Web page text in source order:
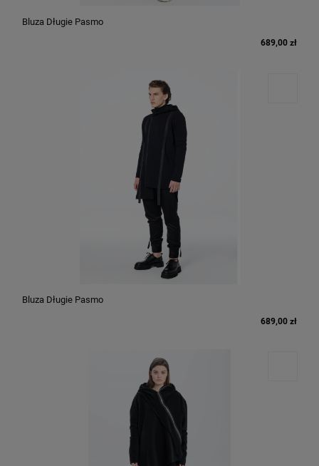
Bluza Długie Pasmo
689,00 zł
Bluza Długie Pasmo
689,00 zł